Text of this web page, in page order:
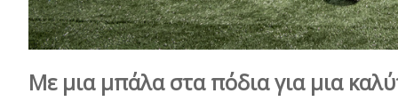
Με μια μπάλα στα πόδια για μια